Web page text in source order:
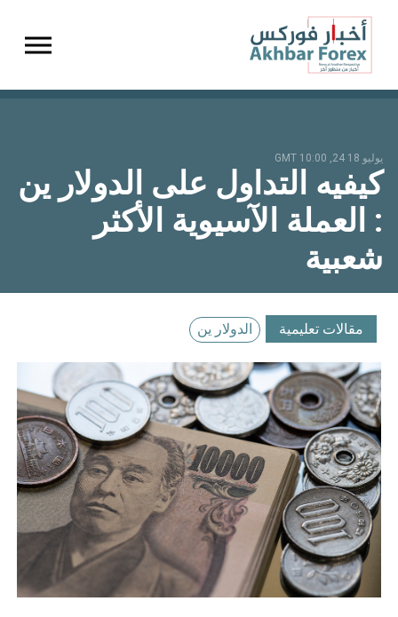
يوليو 18 24, 10:00 GMT
كيفيه التداول على الدولار ين
: العملة الآسيوية الأكثر
شعبية
مقالات تعليمية الدولار ين